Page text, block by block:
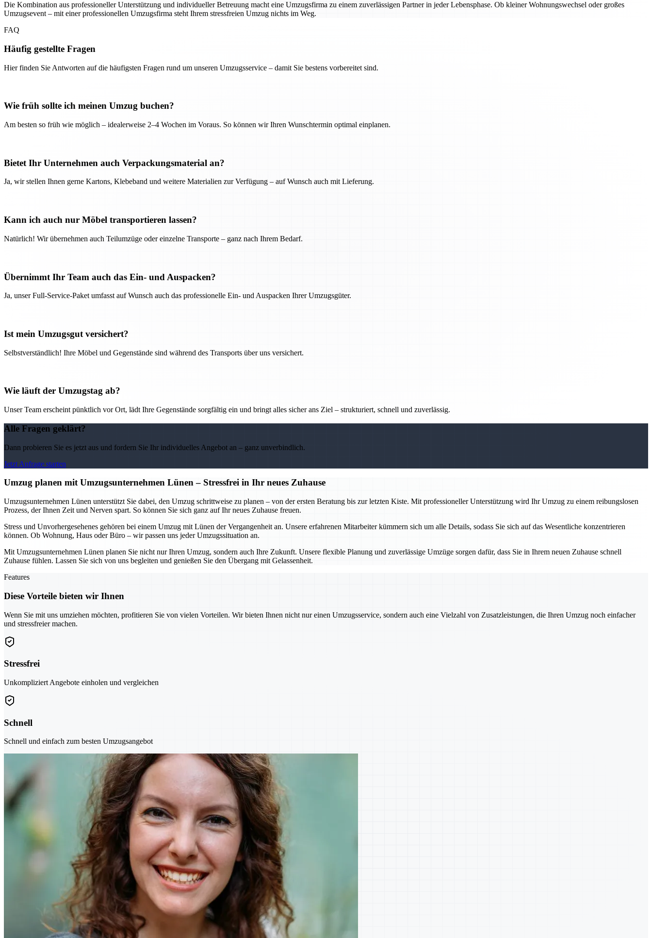
Die Kombination aus professioneller Unterstützung und individueller Betreuung macht eine Umzugsfirma zu einem zuverlässigen Partner in jeder Lebensphase. Ob kleiner Wohnungswechsel oder großes
Umzugsevent – mit einer professionellen Umzugsfirma steht Ihrem stressfreien Umzug nichts im Weg.
FAQ
Häufig gestellte Fragen
Hier finden Sie Antworten auf die häufigsten Fragen rund um unseren Umzugsservice – damit Sie bestens vorbereitet sind.
Wie früh sollte ich meinen Umzug buchen?
Am besten so früh wie möglich – idealerweise 2–4 Wochen im Voraus. So können wir Ihren Wunschtermin optimal einplanen.
Bietet Ihr Unternehmen auch Verpackungsmaterial an?
Ja, wir stellen Ihnen gerne Kartons, Klebeband und weitere Materialien zur Verfügung – auf Wunsch auch mit Lieferung.
Kann ich auch nur Möbel transportieren lassen?
Natürlich! Wir übernehmen auch Teilumzüge oder einzelne Transporte – ganz nach Ihrem Bedarf.
Übernimmt Ihr Team auch das Ein- und Auspacken?
Ja, unser Full-Service-Paket umfasst auf Wunsch auch das professionelle Ein- und Auspacken Ihrer Umzugsgüter.
Ist mein Umzugsgut versichert?
Selbstverständlich! Ihre Möbel und Gegenstände sind während des Transports über uns versichert.
Wie läuft der Umzugstag ab?
Unser Team erscheint pünktlich vor Ort, lädt Ihre Gegenstände sorgfältig ein und bringt alles sicher ans Ziel – strukturiert, schnell und zuverlässig.
Alle Fragen geklärt?
Dann probieren Sie es jetzt aus und fordern Sie Ihr individuelles Angebot an – ganz unverbindlich.
Jetzt Anfrage starten
Umzug planen mit Umzugsunternehmen Lünen – Stressfrei in Ihr neues Zuhause
Umzugsunternehmen Lünen unterstützt Sie dabei, den Umzug schrittweise zu planen – von der ersten Beratung bis zur letzten Kiste. Mit professioneller Unterstützung wird Ihr Umzug zu einem reibungslosen
Prozess, der Ihnen Zeit und Nerven spart. So können Sie sich ganz auf Ihr neues Zuhause freuen.
Stress und Unvorhergesehenes gehören bei einem Umzug mit Lünen der Vergangenheit an. Unsere erfahrenen Mitarbeiter kümmern sich um alle Details, sodass Sie sich auf das Wesentliche konzentrieren
können. Ob Wohnung, Haus oder Büro – wir passen uns jeder Umzugssituation an.
Mit Umzugsunternehmen Lünen planen Sie nicht nur Ihren Umzug, sondern auch Ihre Zukunft. Unsere flexible Planung und zuverlässige Umzüge sorgen dafür, dass Sie in Ihrem neuen Zuhause schnell
Zuhause fühlen. Lassen Sie sich von uns begleiten und genießen Sie den Übergang mit Gelassenheit.
Features
Diese Vorteile bieten wir Ihnen
Wenn Sie mit uns umziehen möchten, profitieren Sie von vielen Vorteilen. Wir bieten Ihnen nicht nur einen Umzugsservice, sondern auch eine Vielzahl von Zusatzleistungen, die Ihren Umzug noch einfacher
und stressfreier machen.
Stressfrei
Unkompliziert Angebote einholen und vergleichen
Schnell
Schnell und einfach zum besten Umzugsangebot